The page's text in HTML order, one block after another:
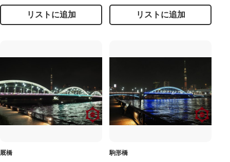
リストに追加 リストに追加
厩橋 駒形橋